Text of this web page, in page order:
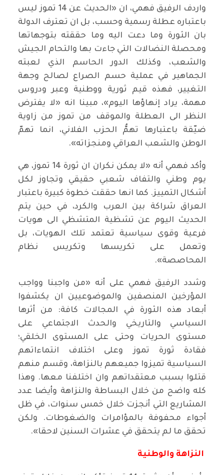
واردف الرفيق فهمي، ان «الحديث عن 14 تموز ليس
باعتباره عطلة رسمية وحسب، بل ان تعترف الدولة
بان الثورة وما دعت اليه وما حققته بتوجهاتها
ومحصلة النضالات التي جاءت بها والتحام الجيش
والشعب، وكذلك الدور الحاسم الذي لعبته
الجماهير في عملية حسم الصراع لصالح وجهة
التغيير، فهذه قيم ثورية ووطنية وعبر ودروس
مهمة، يراد إنهاؤها اليوم»، مبينا انه «لا يفترض
النظر الى العطلة والموقف من تموز من زاوية
ضيّقة باعتبارها تهمُّ الحزب الفلاني، انما تهمّ
الوطن والشعب العراقي ومنجزاته».
وأكد فهمي أنه «لا يمكن نكران ان ثورة 14 تموز، هي
يوم وطني والتفاف شعبي حقيقي وتجاوز لكل
أشكال التمييز. كما انها حققت خطوة كبيرة باعتبار
العراق شراكة بين العرب والكرد، في حين يتم
الحديث اليوم عن تشظية المتشظي الى هويات
فرعية وقوى سياسية تعتمد تلك الهويات، بل
وتعمل على تكريسها وتكريس نظام
المحاصصة».
وشدد الرفيق فهمي على أنه «من واجبنا وواجب
المؤرخين المنصفين والموضوعيين ان يكشفوا
أبعاد هذه الثورة في المجالات كافة: من أثرها
السياسي والتاريخي والحدث الاجتماعي على
مستوى الحريات وحتى على المستوى الخلقي؛
فقادة ثورة تموز وعلى اختلاف انتماءاتهم
السياسية تميزوا جميعهم بالنزاهة، وقسم منهم
قتلوا بسبب معتقداتهم وان اختلفنا معها. وهذا
كله واضح من خلال البساطة والنزاهة وأيضا عدد
المشاريع التي أنجزت خلال خمس سنوات، في ظل
أجواء محفوفة بالمؤامرات والضغوطات. ولكن
تحقق ما لم يتحقق في عشرات السنين لاحقا».
النزاهة والوطنية